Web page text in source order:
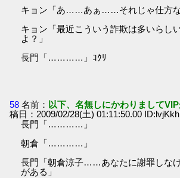
キョン「あ……あぁ……それじゃ仕方な
キョン「最近こういう詐欺は多いらし
よ？」
長門「…………」ｺｸﾘ
58 名前： 以下、名無しにかわりまして
稿日：2009/02/28(土) 01:11:50.00
長門「…………」
朝倉「…………」
長門「朝倉涼子……あなたに謝罪しな
がある」